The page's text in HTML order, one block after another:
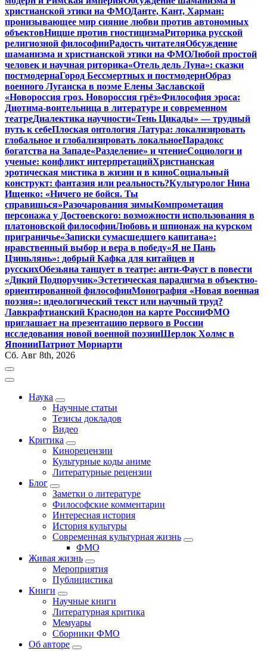
христианской этики на ФМОДанте, Кант, Харман:
пронизывающее мир сияние любви против автономных
объектовНицше против гностицизмаРиторика русской
религиозной философииРадость читателяОбсуждение
шаманизма и христианской этики на ФМОЛюбой простой
человек и научная риторика«Отель дель Луна»: сказки
постмодернаГород Бессмертных и постмодернОбраз
военного Луганска в поэме Елены Заславской
«Новороссия гроз. Новороссия грёз»Философия эроса:
Диотима-воительница в литературе и современном
театреДиалектика научности«Тень Цикады» — трудный
путь к себеПлоская онтология Латура: локализировать
глобальное и глобализировать локальноеПарадокс
богатства на Западе«Разделение» и чтениеСоциологи и
ученые: конфликт интерпретацийХристианская
эротическая мистика в жизни и в киноСоциальный
конструкт: фантазия или реальность?Культуролог Нина
Ищенко: «Ничего не бойся. Ты
справишься»Разочарования зимыКомпрометация
персонажа у Достоевского: возможности использования в
платоновской философииЛюбовь и шпионаж на курском
приграничье«Записки сумасшедшего капитана»:
нравственный выбор и вера в победу«Я не Пань
Цзиньлянь»: добрый Кафка для китайцев и
русскихОбезьяна танцует в театре: анти-Фауст в повести
«Дикий Подпоручик»Эстетическая парадигма в объектно-
ориентированной философииМонография «Новая военная
поэзия»: идеологический текст или научный труд?
Лавкрафтианский Краснодон на карте РоссииФМО
приглашает на презентацию первого в России
исследования новой военной поэзииШерлок Холмс в
ЯпонииПатриот Мориарти
Сб. Авг 8th, 2026
Наука
Научные статьи
Тезисы докладов
Видео
Критика
Кинорецензии
Культурные коды аниме
Литературные рецензии
Блог
Заметки о литературе
Философские комментарии
Интересная история
История культуры
Современная культурная жизнь
ФМО
Живая жизнь
Мероприятия
Публицистика
Книги
Научные книги
Литературная критика
Мемуары
Сборники ФМО
Об авторе